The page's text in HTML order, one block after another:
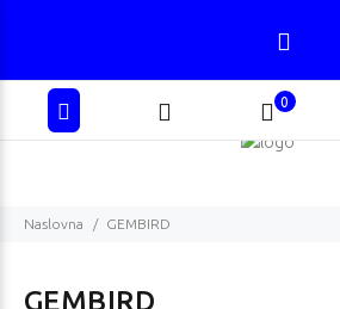
0
Naslovna GEMBIRD
GEMBIRD